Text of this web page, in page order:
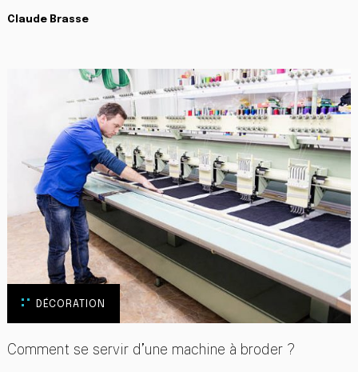
Claude Brasse
DÉCORATION
Comment se servir d’une machine à broder ?